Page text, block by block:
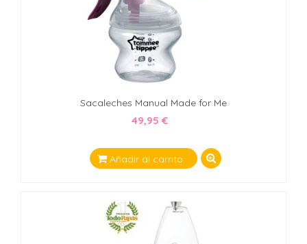
Sacaleches Manual Made for Me
49,95 €
Añadir al carrito